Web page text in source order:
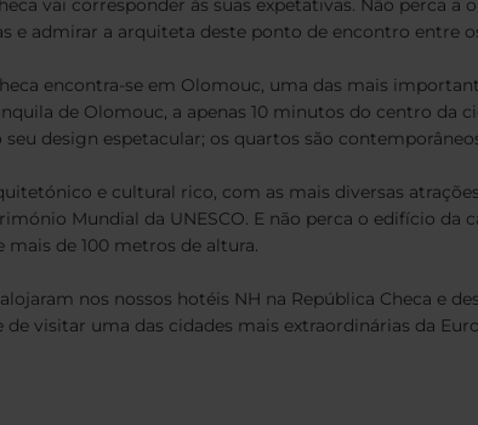
vai corresponder às suas expetativas. Não perca
e admirar a arquiteta deste ponto de encontro entre
encontra-se em Olomouc, uma das mais
de Olomouc, a apenas 10 minutos do centro
design espetacular; os quartos são
e cultural rico, com as mais diversas
Mundial da UNESCO. E não perca o edifício
mais de 100 metros de altura.
nos nossos hotéis NH na República Checa e
visitar uma das cidades mais extraordinárias da